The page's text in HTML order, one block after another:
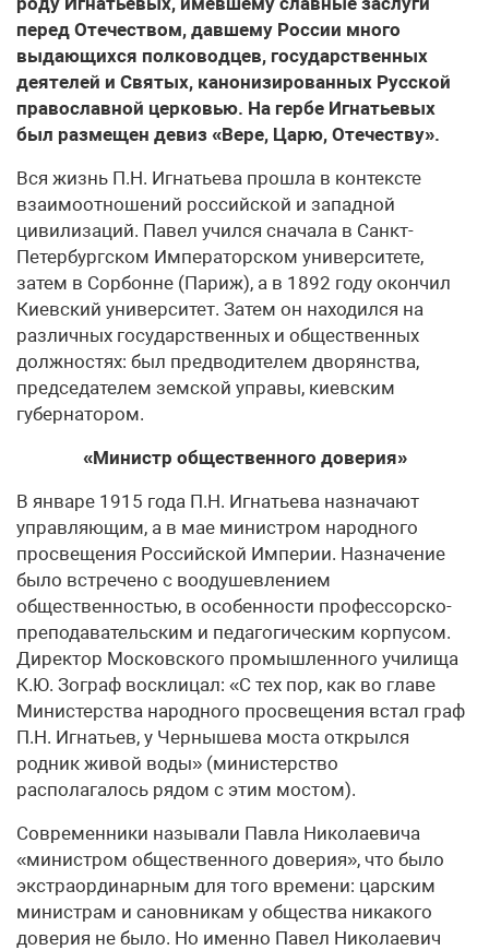
перед Отечеством, давшему России много
выдающихся полководцев, государственных
деятелей и Святых, канонизированных Русской
право­славной церковью. На гербе Игнатьевых
был размещен девиз «Вере, Царю, Отечеству».
Вся жизнь П.Н. Игнатьева прошла в контексте
взаимоотношений российской и западной
цивилизаций. Павел учился сначала в Санкт-
Петербургском Императорском университете,
затем в Сорбонне (Париж), а в 1892 году окончил
Киевский университет. Затем он находился на
различных государственных и обществен­ных
должностях: был предводителем дворянства,
предсе­дателем земской управы, киевским
губернатором.
«Министр общественного доверия»
В январе 1915 года П.Н. Игнатьева назначают
управляю­щим, а в мае министром народного
просвеще­ния Российской Империи. Назначение
было встречено с воодушевлением
общественностью, в особен­ности профессорско-
преподавательским и педагогическим корпусом.
Директор Московского промышленного училища
К.Ю. Зограф восклицал: «С тех пор, как во главе
Мини­стерства народного просвещения встал граф
П.Н. Игнатьев, у Чернышева моста открылся
родник живой воды» (мини­стерство
располагалось рядом с этим мостом).
Современники называли Павла Нико­лаевича
«министром общественного доверия», что было
экстраординарным для того времени: царским
министрам и сановникам у обще­ства никакого
доверия не было. Но именно Павел Николаевич